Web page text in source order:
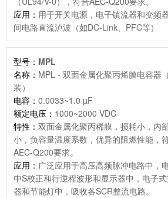
应用： 用于开关电源，电子镇流器和变频
间电路直流泸波（如DC-Link、PFC等）
型号： MPL
名称： MPL - 双面金属化聚丙烯膜电容器
装）
电容： 0.0033~1.0 µF
额定电压： 1000~2000 VDC
特性： 双面金属化聚丙稀膜，损耗小，内
小，负容量温度系数，优异的阻燃性能，
AEC-Q200要求。
应用： 广泛应用于高压高频脉冲电路中，
中S校正和行逆程波形和显示器中，电子
器和节能灯中，吸收各SCR整流电路。